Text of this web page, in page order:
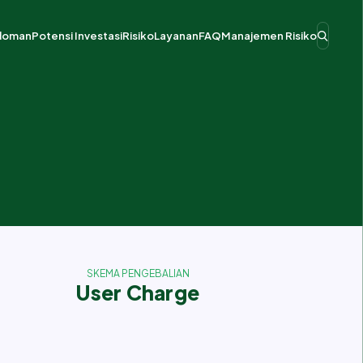
Potensi InvestasiRisikoLayananFAQManajemen Risiko
SKEMA PENGEBALIAN
User Charge